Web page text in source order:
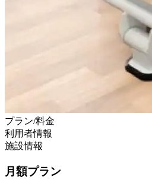
プラン/料金
利用者情報
施設情報
月額プラン